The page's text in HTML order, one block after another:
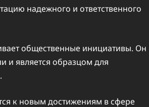
надежного и ответственного
общественные инициативы. Он
и является образцом для
к новым достижениям в сфере